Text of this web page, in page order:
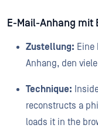
E-Mail-Anhang
Zustellung: Eine
Anhang, den
Technique:
reconstructs a
loads it in the